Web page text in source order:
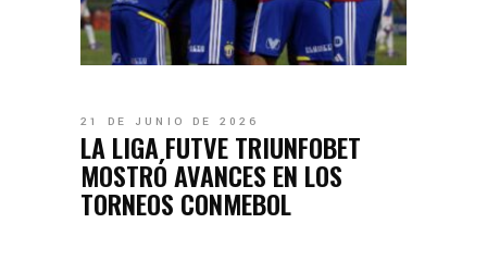
21 DE JUNIO DE 2026
LA LIGA FUTVE TRIUNFOBET
MOSTRÓ AVANCES EN LOS
TORNEOS CONMEBOL